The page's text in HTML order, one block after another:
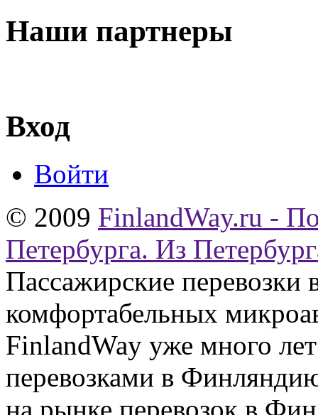
Наши партнеры
Вход
Войти
© 2009 FinlandWay.ru -
Петербурга. Из
Пассажирские
комфортабельных
FinlandWay уже много
перевозками в